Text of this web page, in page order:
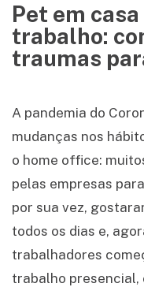
Pet em
trabalho:
traumas
A pandemia do
mudanças nos
o home office:
pelas empresas
por sua vez,
todos os dias e,
trabalhadores
trabalho presencial,